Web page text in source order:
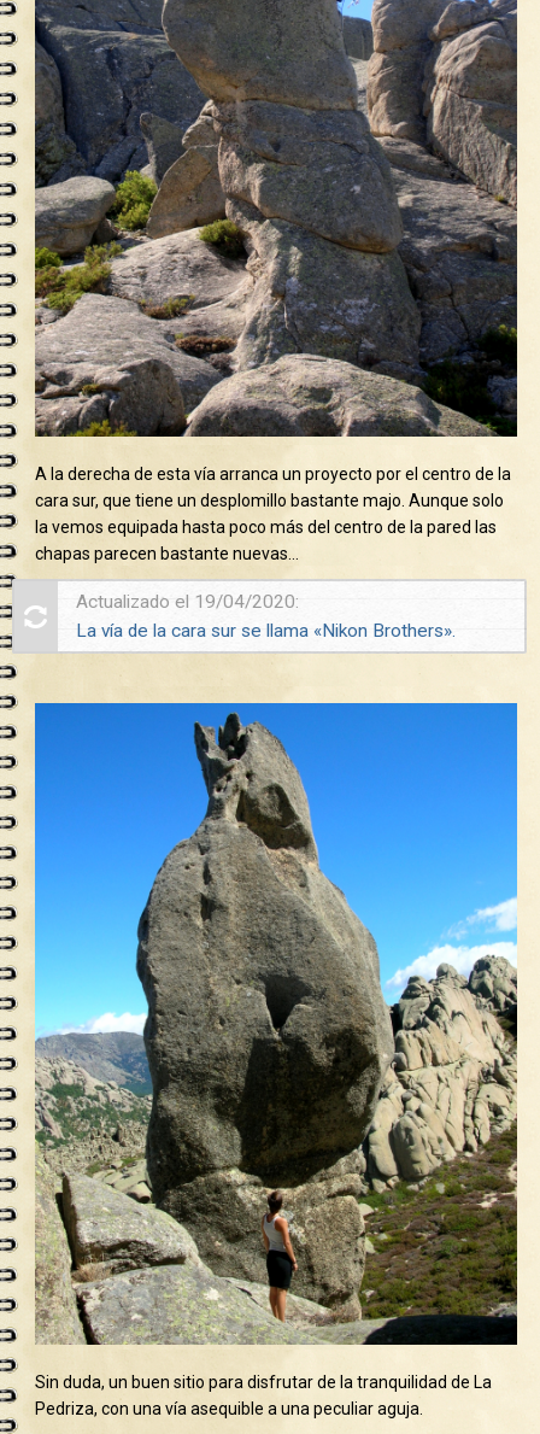
A la derecha de esta vía arranca un proyecto por el centro de la
cara sur, que tiene un desplomillo bastante majo. Aunque solo
la vemos equipada hasta poco más del centro de la pared las
chapas parecen bastante nuevas…
Actualizado el 19/04/2020:
La vía de la cara sur se llama «Nikon Brothers».
Sin duda, un buen sitio para disfrutar de la tranquilidad de La
Pedriza, con una vía asequible a una peculiar aguja.